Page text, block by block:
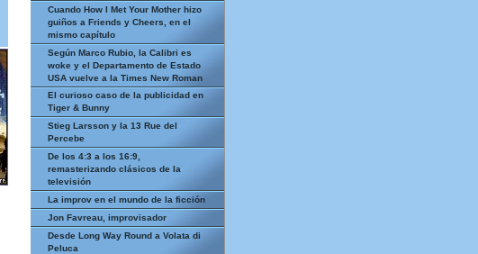
Cuando How I Met Your Mother hizo
guiños a Friends y Cheers, en el
mismo capítulo
Según Marco Rubio, la Calibri es
woke y el Departamento de Estado
USA vuelve a la Times New Roman
El curioso caso de la publicidad en
Tiger & Bunny
Stieg Larsson y la 13 Rue del
Percebe
De los 4:3 a los 16:9,
remasterizando clásicos de la
televisión
La improv en el mundo de la ficción
Jon Favreau, improvisador
Desde Long Way Round a Volata di
Peluca